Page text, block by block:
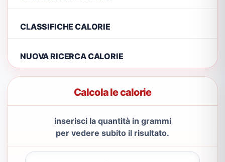
CLASSIFICHE CALORIE
NUOVA RICERCA CALORIE
Calcola le calorie
inserisci la quantità in grammi
per vedere subito il risultato.